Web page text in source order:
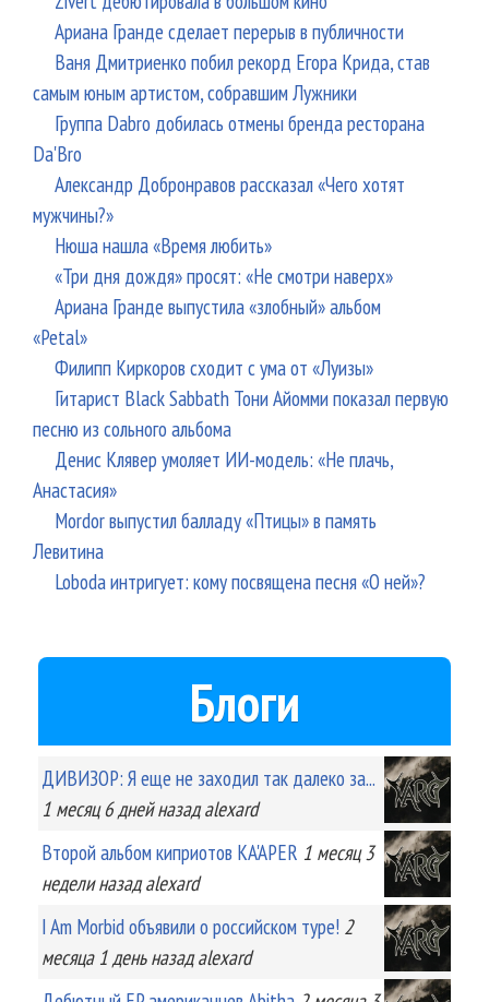
Ариана Гранде сделает перерыв в публичности
Ваня Дмитриенко побил рекорд Егора Крида, став
самым юным артистом, собравшим Лужники
Группа Dabro добилась отмены бренда ресторана
Da'Bro
Александр Добронравов рассказал «Чего хотят
мужчины?»
Нюша нашла «Время любить»
«Три дня дождя» просят: «Не смотри наверх»
Ариана Гранде выпустила «злобный» альбом
«Petal»
Филипп Киркоров сходит с ума от «Луизы»
Гитарист Black Sabbath Тони Айомми показал первую
песню из сольного альбома
Денис Клявер умоляет ИИ-модель: «Не плачь,
Анастасия»
Mordor выпустил балладу «Птицы» в память
Левитина
Loboda интригует: кому посвящена песня «О ней»?
Блоги
ДИВИЗОР: Я еще не заходил так далеко за...
1 месяц 6 днейназад alexard
Второй альбом киприотов KA'APER 1 месяц 3
неделиназад alexard
I Am Morbid объявили о российском туре! 2
месяца 1 деньназад alexard